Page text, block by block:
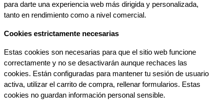
para darte una experiencia web más dirigida y personalizada,
tanto en rendimiento como a nivel comercial.
Cookies estrictamente necesarias
Estas cookies son necesarias para que el sitio web funcione
correctamente y no se desactivarán aunque rechaces las
cookies. Están configuradas para mantener tu sesión de usuario
activa, utilizar el carrito de compra, rellenar formularios. Estas
cookies no guardan información personal sensible.